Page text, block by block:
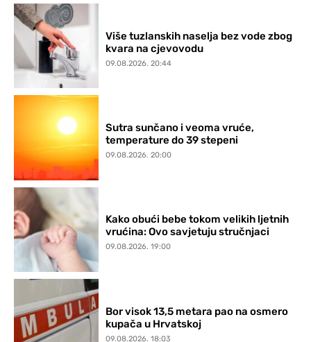
Više tuzlanskih naselja bez vode zbog
kvara na cjevovodu
09.08.2026. 20:44
Sutra sunčano i veoma vruće,
temperature do 39 stepeni
09.08.2026. 20:00
Kako obući bebe tokom velikih ljetnih
vrućina: Ovo savjetuju stručnjaci
09.08.2026. 19:00
Bor visok 13,5 metara pao na osmero
kupača u Hrvatskoj
09.08.2026. 18:03